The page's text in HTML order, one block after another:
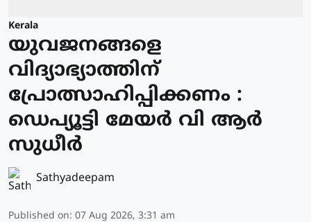
Kerala
യുവജനങ്ങളെ
വിദ്യാഭ്യാത്തിന്
പ്രോത്സാഹിപ്പിക്കണം :
ഡെപ്യൂട്ടി മേയർ വി ആർ
സുധീർ
Sathyadeepam
Published on: 07 Aug 2026, 3:31 am